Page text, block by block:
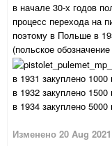
в начале 30-х годов
процесс перехода на
поэтому в Польше в
(польское
в 1931 закуплено 1000
в 1932 закуплено 1500
в 1934 закуплено 5000
Изменено 20 Aug 2021